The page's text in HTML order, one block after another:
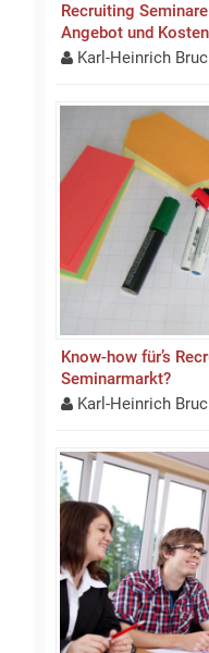
Recruiting
Angebot und Kosten
Karl-Heinrich
Know-how für’s
Seminarmarkt?
Karl-Heinrich